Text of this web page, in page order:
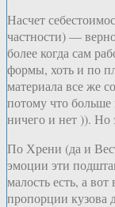
Насчет
частности) —
более когда сам
формы, хоть и по
материала все же
потому что больше
ничего и нет )). Но
По Хрени (да и
эмоции эти
малость есть, а
пропорции кузова